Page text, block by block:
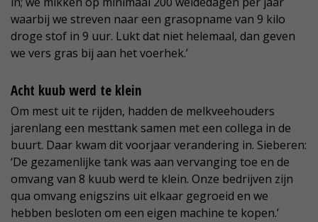
waarbij we streven naar een grasopname van 9 kilo
droge stof in 9 uur. Lukt dat niet helemaal, dan geven
we vers gras bij aan het voerhek.’
Acht kuub werd te klein
Om mest uit te rijden, hadden de melkveehouders
jarenlang een mesttank samen met een collega in de
buurt. Daar kwam dit voorjaar verandering in. Sieberen:
‘De gezamenlijke tank was aan vervanging toe en de
omvang van 8 kuub werd te klein. Onze bedrijven zijn
qua omvang enigszins uit elkaar gegroeid en we
hebben besloten om een eigen machine te kopen.’